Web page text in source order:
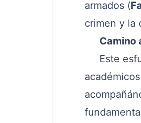
armados (
crimen y la
Camino
Este